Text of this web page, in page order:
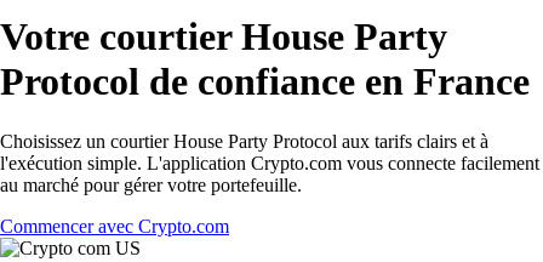
Votre courtier House Party
Protocol de confiance en France
Choisissez un courtier House Party Protocol aux tarifs clairs et à
l'exécution simple. L'application Crypto.com vous connecte facilement
au marché pour gérer votre portefeuille.
Commencer avec Crypto.com